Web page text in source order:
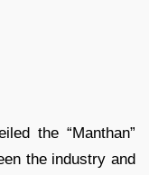
the “Manthan”
the industry and